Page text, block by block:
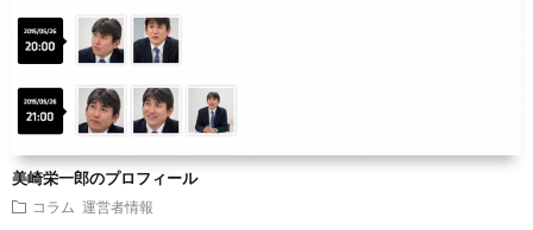
美崎栄一郎のプロフィール
コラム 運営者情報